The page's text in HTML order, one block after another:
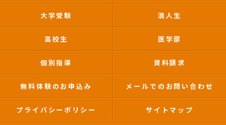
大学受験 浪人生
高校生 医学部
個別指導 資料請求
無料体験のお申込み メールでのお問い合わせ
プライバシーポリシー サイトマップ